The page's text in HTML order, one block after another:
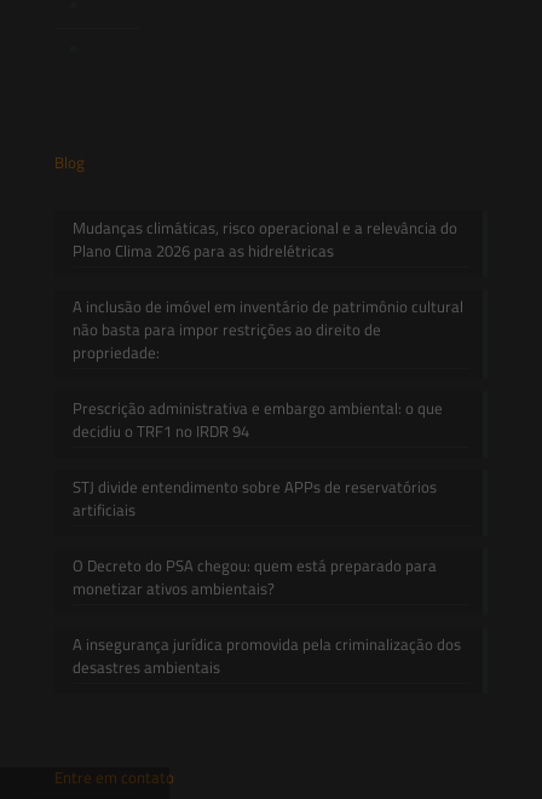
Blog
Mudanças climáticas, risco operacional e a relevância do
Plano Clima 2026 para as hidrelétricas
A inclusão de imóvel em inventário de patrimônio cultural
não basta para impor restrições ao direito de
propriedade:
Prescrição administrativa e embargo ambiental: o que
decidiu o TRF1 no IRDR 94
STJ divide entendimento sobre APPs de reservatórios
artificiais
O Decreto do PSA chegou: quem está preparado para
monetizar ativos ambientais?
A insegurança jurídica promovida pela criminalização dos
desastres ambientais
Entre em contato